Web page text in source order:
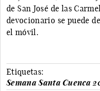
de San José de las
devocionario se puede
el móvil.
Etiquetas:
Semana Santa Cuenca